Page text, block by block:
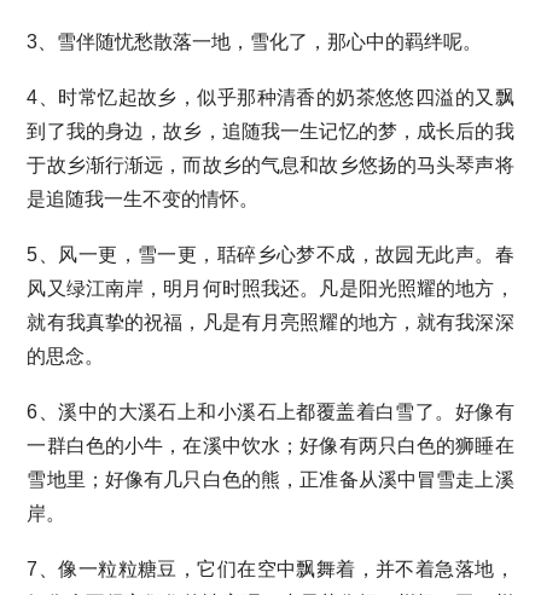
3、雪伴随忧愁散落一地，雪化了，那心中的羁绊呢。
4、时常忆起故乡，似乎那种清香的奶茶悠悠四溢的又飘
到了我的身边，故乡，追随我一生记忆的梦，成长后的我
于故乡渐行渐远，而故乡的气息和故乡悠扬的马头琴声将
是追随我一生不变的情怀。
5、风一更，雪一更，聒碎乡心梦不成，故园无此声。春
风又绿江南岸，明月何时照我还。凡是阳光照耀的地方，
就有我真挚的祝福，凡是有月亮照耀的地方，就有我深深
的思念。
6、溪中的大溪石上和小溪石上都覆盖着白雪了。好像有
一群白色的小牛，在溪中饮水；好像有两只白色的狮睡在
雪地里；好像有几只白色的熊，正准备从溪中冒雪走上溪
岸。
7、像一粒粒糖豆，它们在空中飘舞着，并不着急落地，